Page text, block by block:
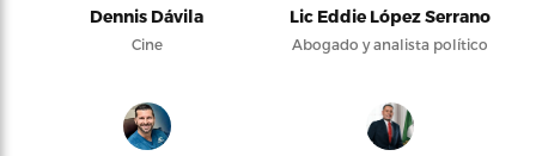
Dennis Dávila
Cine
Lic Eddie López Serrano
Abogado y analista político